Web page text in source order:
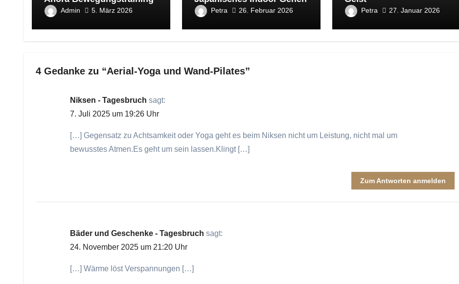
Admin 5. März 2026 Petra 26. Februar 2026 Petra 27. Januar 2026
4 Gedanke zu “Aerial-Yoga und Wand-Pilates”
Niksen - Tagesbruch sagt:
7. Juli 2025 um 19:26 Uhr
[…] Gegensatz zu Achtsamkeit oder Yoga geht es beim Niksen nicht um Leistung, nicht mal um
bewusstes Atmen.Es geht um sein lassen.Klingt […]
Zum Antworten anmelden
Bäder und Geschenke - Tagesbruch sagt:
24. November 2025 um 21:20 Uhr
[…] Wärme löst Verspannungen […]